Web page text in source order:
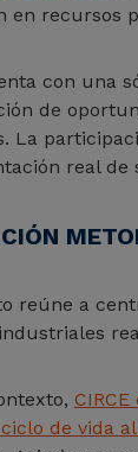
en recursos
con una
de
La
real de
reúne a
de vida